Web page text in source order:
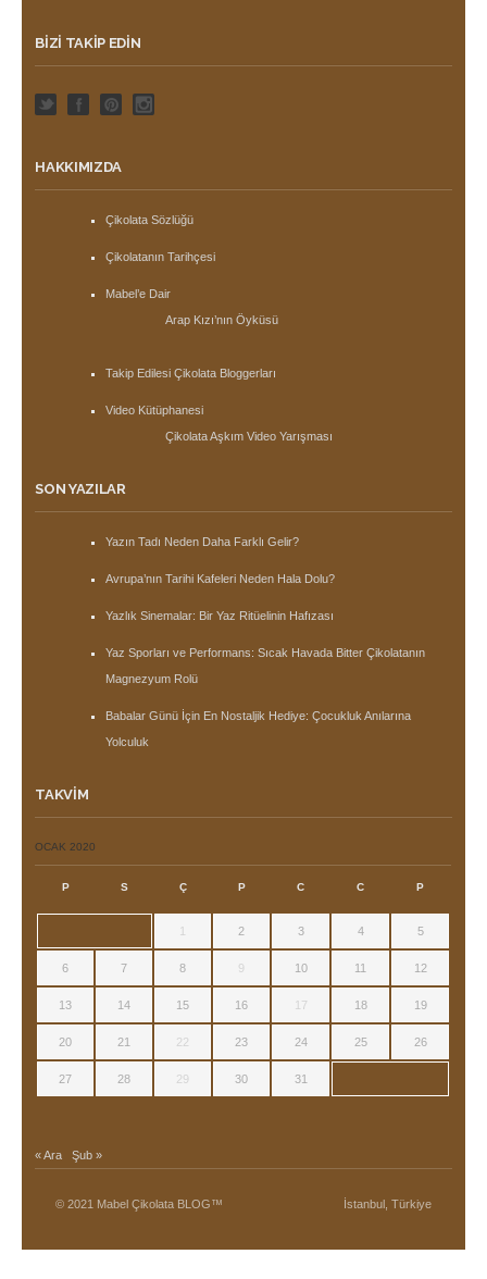
BIZI TAKIP EDIN
HAKKIMIZDA
Çikolata Sözlüğü
Çikolatanın Tarihçesi
Mabel’e Dair
Arap Kızı’nın Öyküsü
Takip Edilesi Çikolata Bloggerları
Video Kütüphanesi
Çikolata Aşkım Video Yarışması
SON YAZILAR
Yazın Tadı Neden Daha Farklı Gelir?
Avrupa’nın Tarihi Kafeleri Neden Hala Dolu?
Yazlık Sinemalar: Bir Yaz Ritüelinin Hafızası
Yaz Sporları ve Performans: Sıcak Havada Bitter Çikolatanın
Magnezyum Rolü
Babalar Günü İçin En Nostaljik Hediye: Çocukluk Anılarına
Yolculuk
TAKVIM
OCAK 2020
P S Ç P C C P
1 2 3 4 5
6 7 8 9 10 11 12
13 14 15 16 17 18 19
20 21 22 23 24 25 26
27 28 29 30 31
« Ara Şub »
© 2021 Mabel Çikolata BLOG™ İstanbul, Türkiye